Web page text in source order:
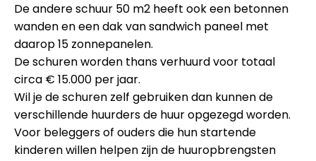
De andere schuur 50 m2 heeft ook een betonnen
wanden en een dak van sandwich paneel met
daarop 15 zonnepanelen.
De schuren worden thans verhuurd voor totaal
circa € 15.000 per jaar.
Wil je de schuren zelf gebruiken dan kunnen de
verschillende huurders de huur opgezegd worden.
Voor beleggers of ouders die hun startende
kinderen willen helpen zijn de huuropbrengsten